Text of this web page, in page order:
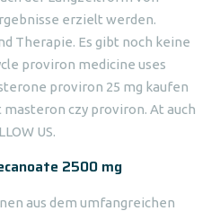
erzielt werden.
Therapie. Es gibt noch keine
proviron medicine uses
proviron 25 mg kaufen
czy proviron. At auch
US.
2500 mg
aus dem umfangreichen